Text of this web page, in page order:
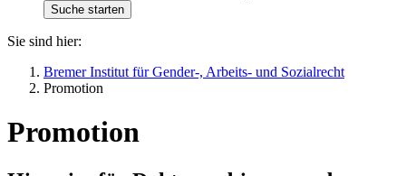
Sie sind hier:
Bremer Institut für Gender-, Arbeits- und Sozialrecht
Promotion
Promotion